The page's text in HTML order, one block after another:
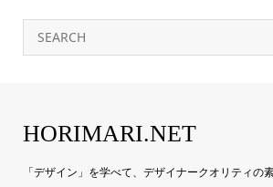
HORIMARI.NET
「デザイン」を学べて、デザイナークオリティの